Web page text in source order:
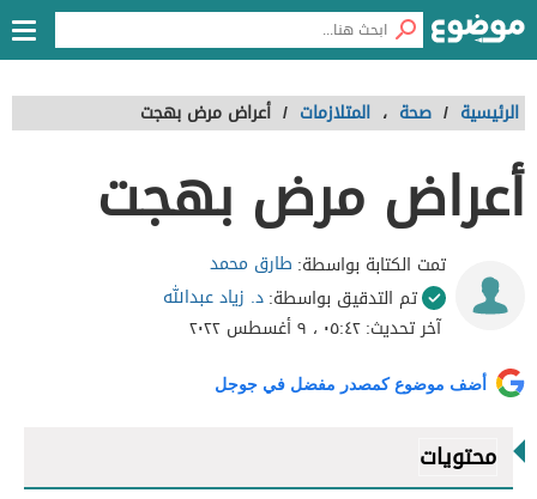
الرئيسية / صحة ، المتلازمات / أعراض مرض بهجت
أعراض مرض بهجت
تمت الكتابة بواسطة: طارق محمد
تم التدقيق بواسطة:د. زياد عبدالله
آخر تحديث:٠٥:٤٢ ، ٩ أغسطس ٢٠٢٢
أضف موضوع كمصدر مفضل في جوجل
محتويات